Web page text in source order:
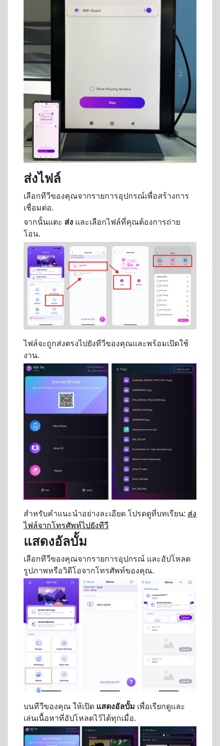
ส่งไฟล์
เลือกทีวีของคุณจากรายการอุปกรณ์เพื่อสร้างการ
เชื่อมต่อ.
จากนั้นแตะ ส่ง และเลือกไฟล์ที่คุณต้องการถ่าย
โอน.
ไฟล์จะถูกส่งตรงไปยังทีวีของคุณและพร้อมเปิดใช้
งาน.
สำหรับคำแนะนำอย่างละเอียด โปรดดูที่บทเรียน: ส่ง
ไฟล์จากโทรศัพท์ไปยังทีวี
แสดงอัลบั้ม
เลือกทีวีของคุณจากรายการอุปกรณ์ และอัปโหลด
รูปภาพหรือวิดีโอจากโทรศัพท์ของคุณ.
บนทีวีของคุณ ให้เปิด แสดงอัลบั้ม เพื่อเรียกดูและ
เล่นเนื้อหาที่อัปโหลดไว้ได้ทุกเมื่อ.